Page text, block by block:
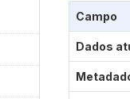
Campo
Dados